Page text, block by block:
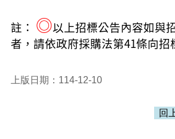
註： ◎以上招標公告內容如與
者，請依政府採購法第41條向招
上版日期：114-12-10
回